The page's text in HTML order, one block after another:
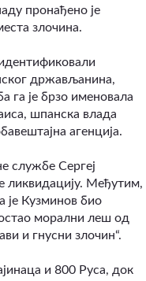
пронађено је
злочина.
држављанина,
га је брзо именовала
шпанска влада
агенција.
службе Сергеј
ликвидацију. Међутим,
је Кузминов био
морални леш од
и гнусни злочин“.
и 800 Руса, док